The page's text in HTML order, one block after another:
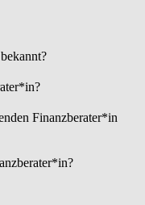
Fi­nanz­be­ra­ter*in